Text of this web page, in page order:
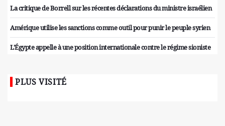
La critique de Borrell sur les récentes déclarations du ministre israélien
Amérique utilise les sanctions comme outil pour punir le peuple syrien
L'Égypte appelle à une position internationale contre le régime sioniste
PLUS VISITÉ